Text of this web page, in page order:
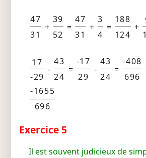
47
31
+
39
52
=
47
31
+
3
4
=
188
124
+
17
-29
-
43
24
=
-17
29
-
43
24
=
-408
696
-1655
696
Exercice 5
Il est souvent judicieux de